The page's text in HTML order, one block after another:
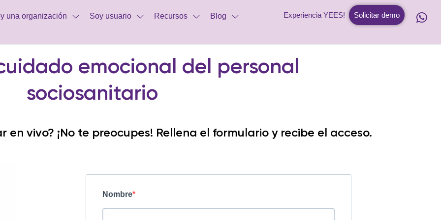
una organización Soy usuario Recursos Blog Experiencia YEES! Solicitar demo
emocional del personal
sociosanitario
en vivo? ¡No te preocupes! Rellena el formulario y recibe el acceso.
Nombre